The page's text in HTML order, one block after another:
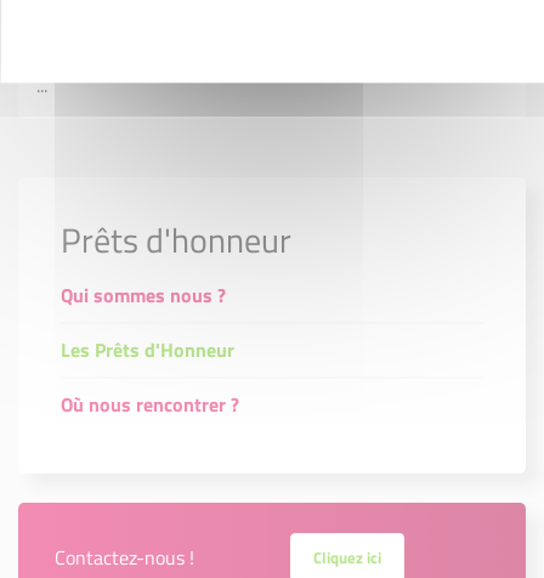
...
Prêts d'honneur
Qui sommes nous ?
Les Prêts d'Honneur
Où nous rencontrer ?
Contactez-nous ! Cliquez ici